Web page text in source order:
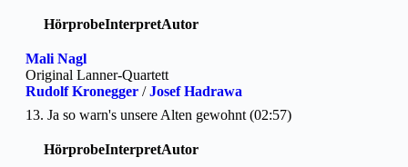
HörprobeInterpretAutor
Mali Nagl
Original Lanner-Quartett
Rudolf Kronegger /Josef Hadrawa
13. Ja so warn's unsere Alten gewohnt (02:57)
HörprobeInterpretAutor